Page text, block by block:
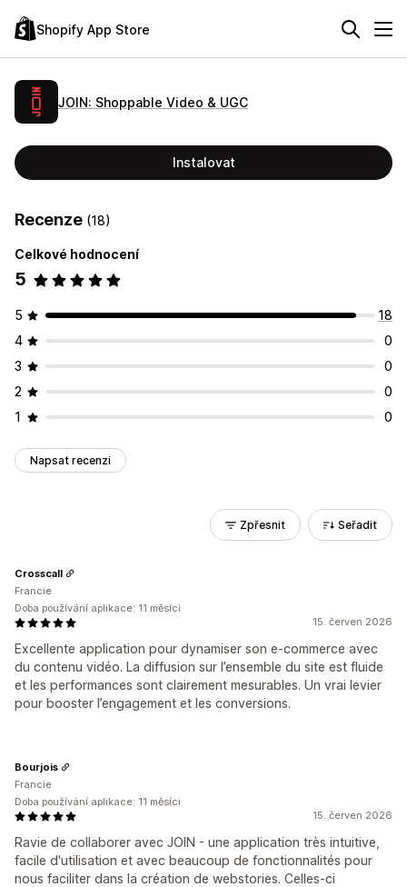
Shopify App Store
JOIN: Shoppable Video & UGC
Instalovat
Recenze (18)
Celkové hodnocení
5
5
18
4
0
3
0
2
0
1
0
Napsat recenzi
Zpřesnit Seřadit
15. červen 2026
Excellente application pour dynamiser son e-commerce avec
du contenu vidéo. La diffusion sur l’ensemble du site est fluide
et les performances sont clairement mesurables. Un vrai levier
pour booster l’engagement et les conversions.
Crosscall
Francie
Doba používání aplikace: 11 měsíci
15. červen 2026
Ravie de collaborer avec JOIN - une application très intuitive,
facile d'utilisation et avec beaucoup de fonctionnalités pour
nous faciliter dans la création de webstories. Celles-ci
Bourjois
Francie
Doba používání aplikace: 11 měsíci